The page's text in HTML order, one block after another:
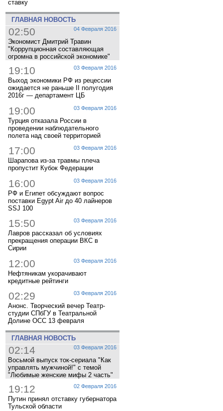
ставку
ГЛАВНАЯ НОВОСТЬ
04 Февраля 2016
02:50
Экономист Дмитрий Травин
"Коррупционная составляющая
огромна в российской экономике"
03 Февраля 2016
19:10
Выход экономики РФ из рецессии
ожидается не раньше II полугодия
2016г — департамент ЦБ
03 Февраля 2016
19:00
Турция отказала России в
проведении наблюдательного
полета над своей территорией
03 Февраля 2016
17:00
Шарапова из-за травмы плеча
пропустит Кубок Федерации
03 Февраля 2016
16:00
РФ и Египет обсуждают вопрос
поставки Egypt Air до 40 лайнеров
SSJ 100
03 Февраля 2016
15:50
Лавров рассказал об условиях
прекращения операции ВКС в
Сирии
03 Февраля 2016
12:00
Нефтяникам укорачивают
кредитные рейтинги
03 Февраля 2016
02:29
Анонс. Творческий вечер Театр-
студии СПбГУ в Театральной
Долине ОСС 13 февраля
ГЛАВНАЯ НОВОСТЬ
03 Февраля 2016
02:14
Восьмой выпуск ток-сериала "Как
управлять мужчиной!" с темой
"Любимые женские мифы 2 часть"
02 Февраля 2016
19:12
Путин принял отставку губернатора
Тульской области